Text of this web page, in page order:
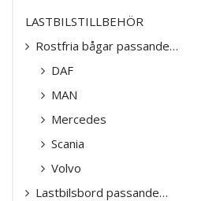
LASTBILSTILLBEHÖR
Rostfria bågar passande…
DAF
MAN
Mercedes
Scania
Volvo
Lastbilsbord passande…